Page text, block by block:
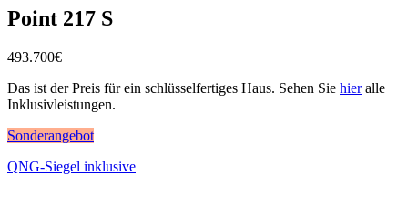
Point 217 S
493.700€
Das ist der Preis für ein schlüsselfertiges Haus. Sehen Sie hieralle
Inklusivleistungen.
Sonderangebot
QNG-Siegel inklusive